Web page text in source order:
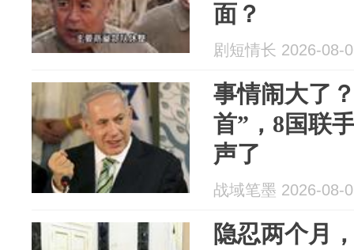
面？
剧短情长 2026-08-
事情闹大了
首”，8国联
声了
战域笔墨 2026-08-
隐忍两个月